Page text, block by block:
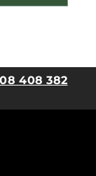
08 408 382